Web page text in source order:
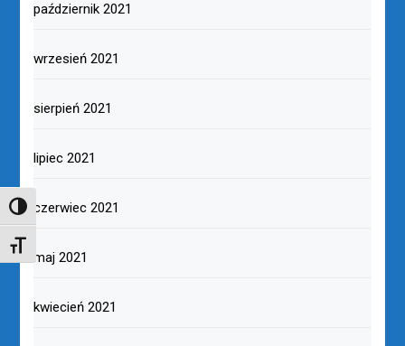
TOGGLE HIGH CONTRAST
TOGGLE FONT SIZE
październik 2021
wrzesień 2021
sierpień 2021
lipiec 2021
czerwiec 2021
maj 2021
kwiecień 2021